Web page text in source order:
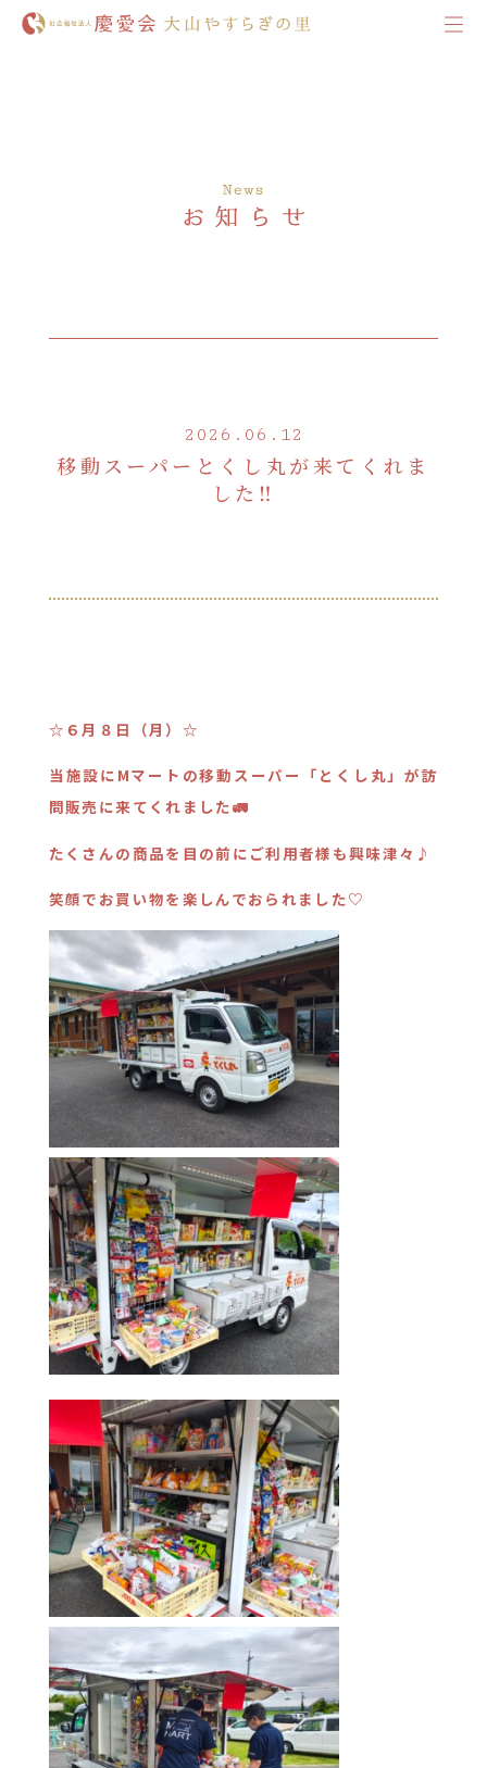
2026.06.12
移動スーパーとくし丸が来てくれま
した‼
☆６月８日（月）☆
当施設にMマートの移動スーパー「とくし丸」が訪
問販売に来てくれました🚛
たくさんの商品を目の前にご利用者様も興味津々♪
笑顔でお買い物を楽しんでおられました♡